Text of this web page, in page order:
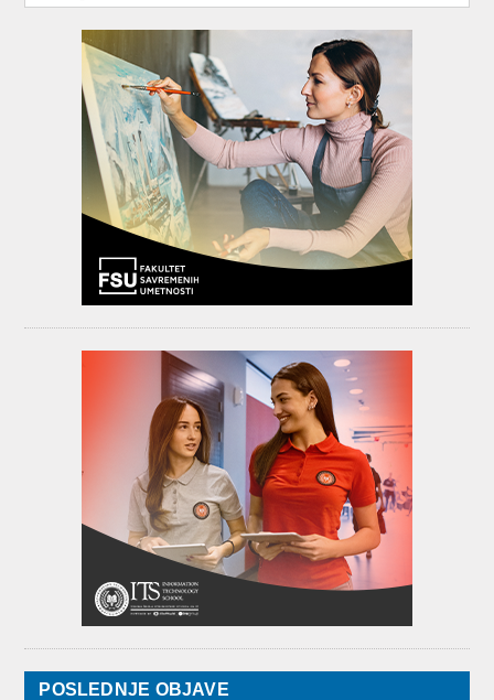
POSLEDNJE OBJAVE